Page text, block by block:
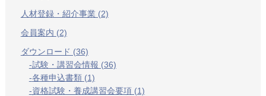
人材登録・紹介事業 (2)
会員案内 (2)
ダウンロード (36)
試験・講習会情報 (36)
各種申込書類 (1)
資格試験・養成講習会要項 (1)